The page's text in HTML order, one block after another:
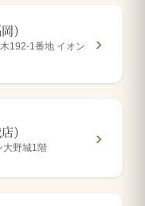
)
192-1番地 イオン
)
大野城1階